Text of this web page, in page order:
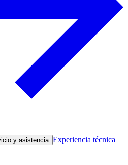
y asistencia Experiencia técnica